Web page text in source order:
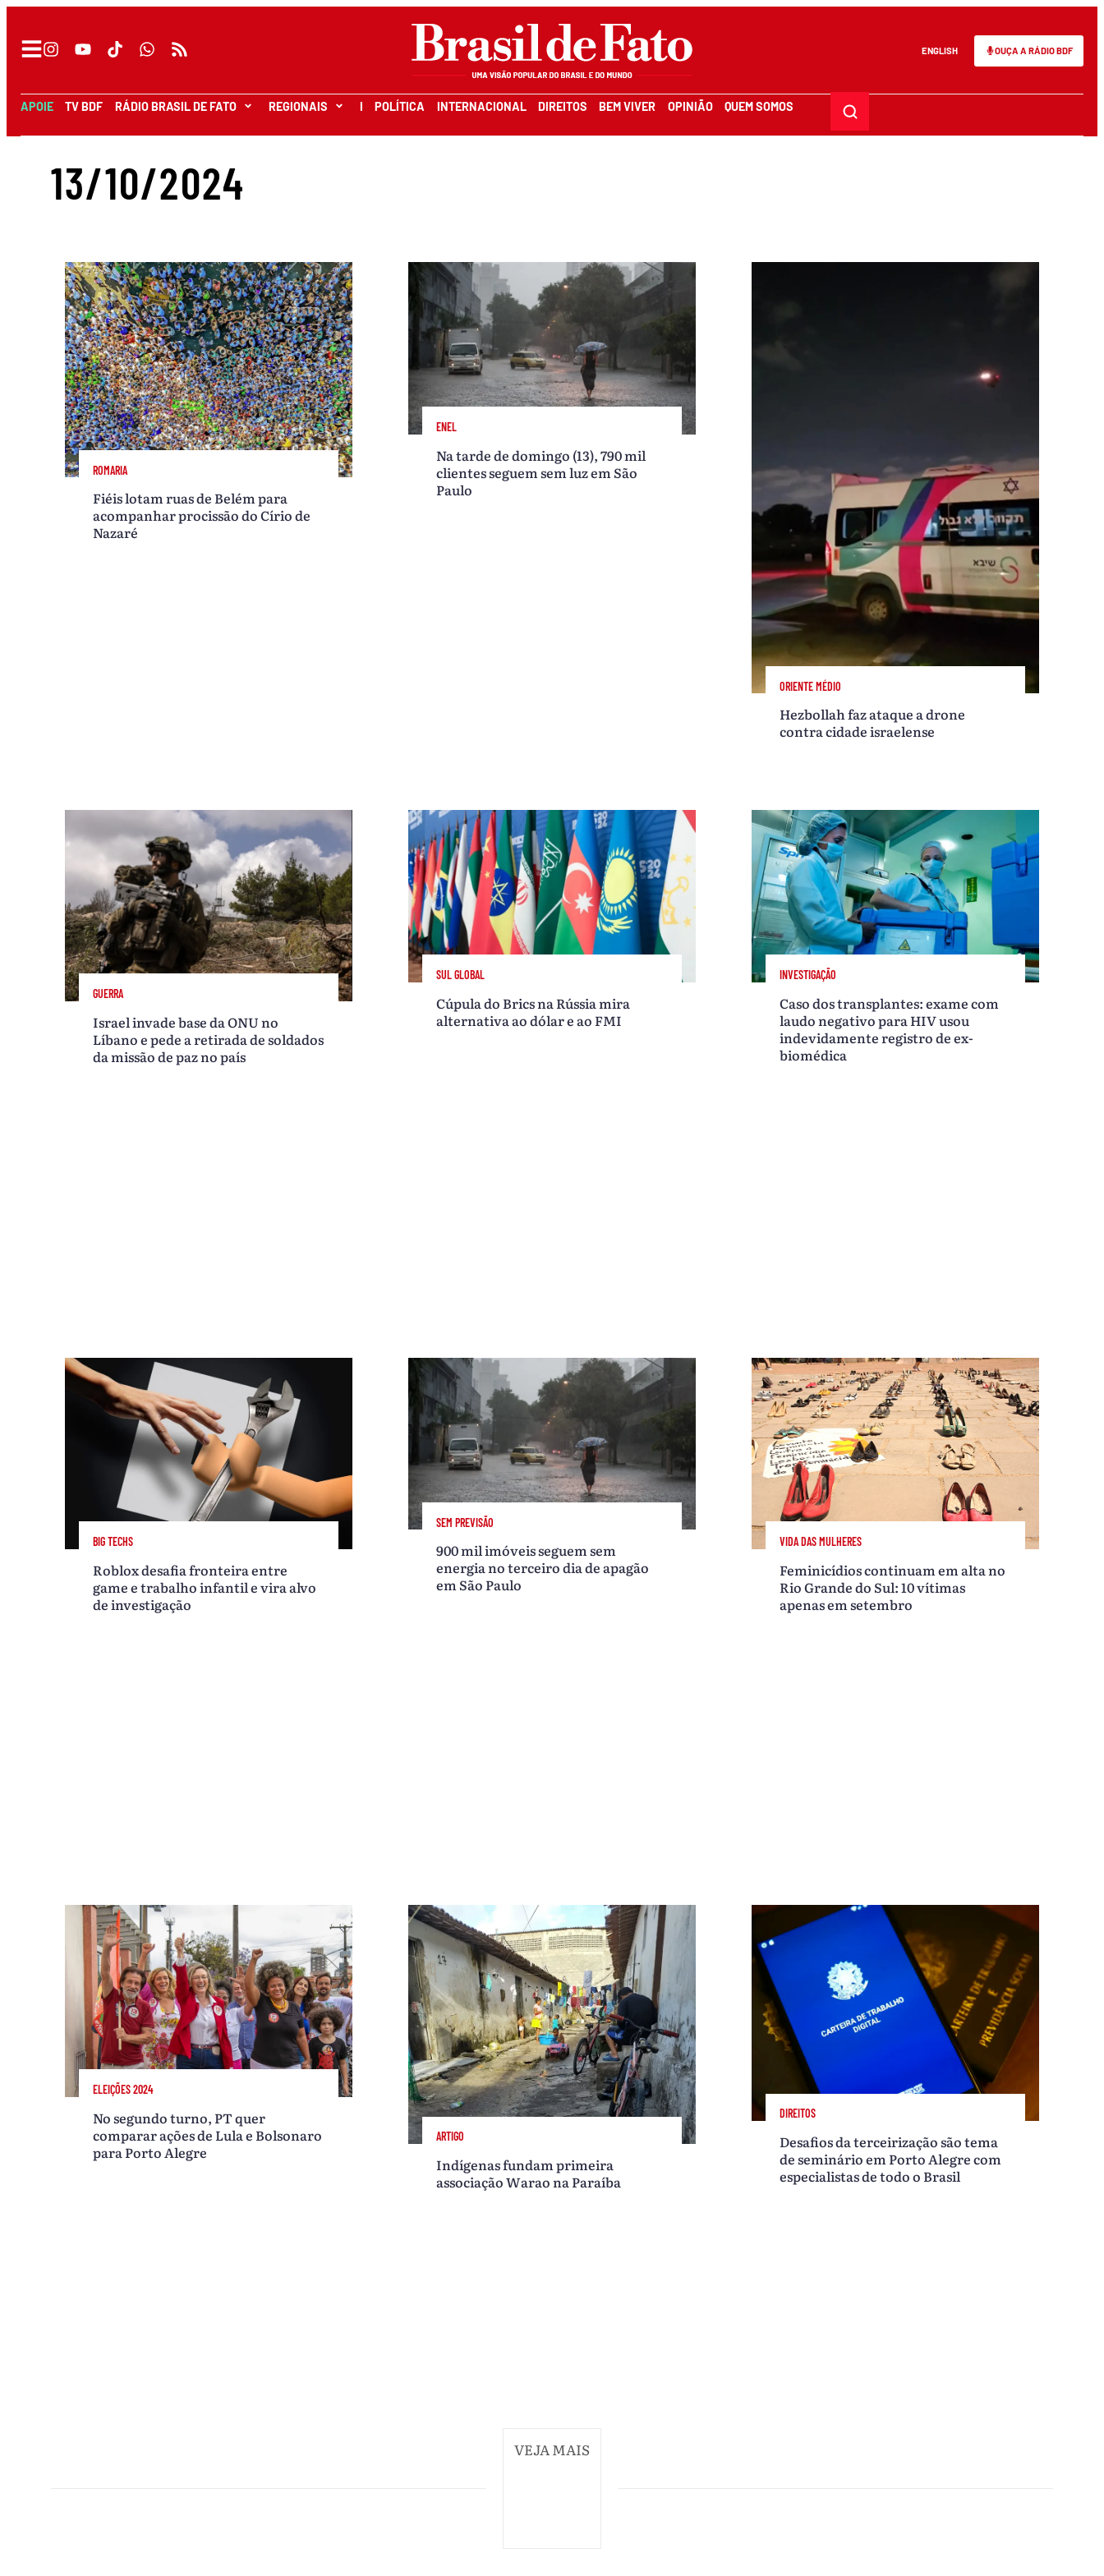
ENGLISH OUÇA A RÁDIO BDF
APOIE TV BDF RÁDIO BRASIL DE FATO REGIONAIS I POLÍTICA INTERNACIONAL DIREITOS BEM VIVER OPINIÃO QUEM SOMOS
13/10/2024
ROMARIA
Fiéis lotam ruas de Belém para
acompanhar procissão do Círio de
Nazaré
ENEL
Na tarde de domingo (13), 790 mil
clientes seguem sem luz em São
Paulo
ORIENTE MÉDIO
Hezbollah faz ataque a drone
contra cidade israelense
GUERRA
Israel invade base da ONU no
Líbano e pede a retirada de soldados
da missão de paz no país
SUL GLOBAL
Cúpula do Brics na Rússia mira
alternativa ao dólar e ao FMI
INVESTIGAÇÃO
Caso dos transplantes: exame com
laudo negativo para HIV usou
indevidamente registro de ex-
biomédica
BIG TECHS
Roblox desafia fronteira entre
game e trabalho infantil e vira alvo
de investigação
SEM PREVISÃO
900 mil imóveis seguem sem
energia no terceiro dia de apagão
em São Paulo
VIDA DAS MULHERES
Feminicídios continuam em alta no
Rio Grande do Sul: 10 vítimas
apenas em setembro
ELEIÇÕES 2024
No segundo turno, PT quer
comparar ações de Lula e Bolsonaro
para Porto Alegre
ARTIGO
Indígenas fundam primeira
associação Warao na Paraíba
DIREITOS
Desafios da terceirização são tema
de seminário em Porto Alegre com
especialistas de todo o Brasil
VEJA MAIS